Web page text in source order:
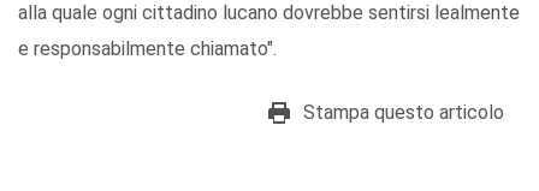
alla quale ogni cittadino lucano dovrebbe sentirsi lealmente
e responsabilmente chiamato".
Stampa questo articolo